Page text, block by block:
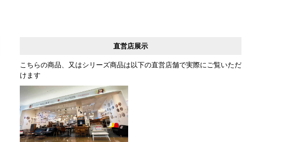
直営店展示
こちらの商品、又はシリーズ商品は以下の直営店舗で実際にご覧いただ
けます